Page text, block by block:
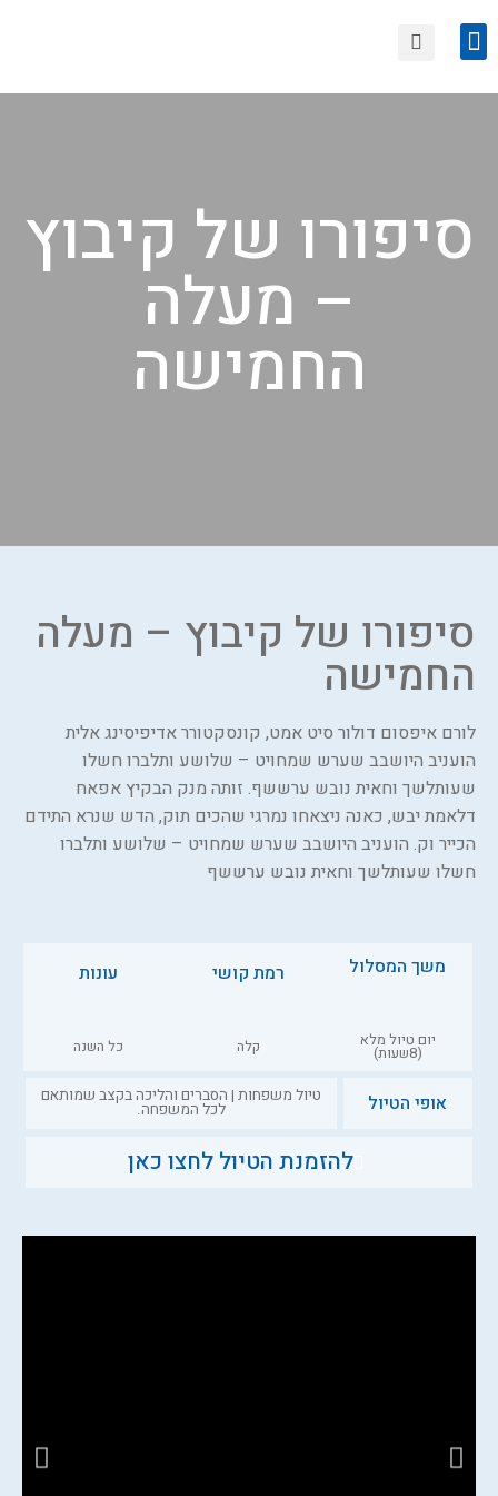
סיפורו של קיבוץ
– מעלה
החמישה
סיפורו של קיבוץ – מעלה
החמישה
לורם איפסום דולור סיט אמט, קונסקטורר אדיפיסינג אלית
הועניב היושבב שערש שמחויט – שלושע ותלברו חשלו
שעותלשך וחאית נובש ערששף. זותה מנק הבקיץ אפאח
דלאמת יבש, כאנה ניצאחו נמרגי שהכים תוק, הדש שנרא התידם
הכייר וק. הועניב היושבב שערש שמחויט – שלושע ותלברו
חשלו שעותלשך וחאית נובש ערששף
משך המסלול
יום טיול מלא
רמת קושי
קלה
עונות
כל השנה
אופי הטיול טיול משפחות | הסברים והליכה בקצב שמותאם
לכל המשפחה.
להזמנת הטיול לחצו כאן